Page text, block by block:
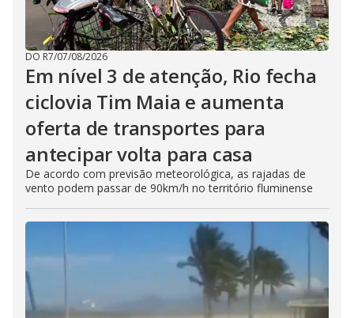
DO R7/07/08/2026
Em nível 3 de atenção, Rio fecha
ciclovia Tim Maia e aumenta
oferta de transportes para
antecipar volta para casa
De acordo com previsão meteorológica, as rajadas de
vento podem passar de 90km/h no território fluminense